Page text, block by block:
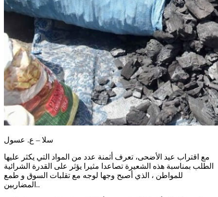
سلا – ع. عسول
مع اقتراب عيد الأضحى، تعرف أثمنة عدد من المواد التي يكثر عليها
الطلب بمناسبة هذه الشعيرة تصاعدا مثيرا يؤثر على القدرة الشرائية
للمواطن ، الذي أصبح وجها لوجه مع تقلبات السوق و طمع
المضاربين..